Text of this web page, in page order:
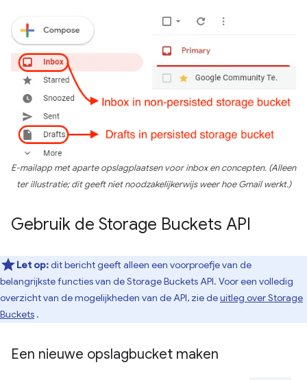
E-mailapp met aparte opslagplaatsen voor inbox en concepten. (Alleen
ter illustratie; dit geeft niet noodzakelijkerwijs weer hoe Gmail werkt.)
Gebruik de Storage Buckets API
Let op:dit bericht geeft alleen een voorproefje van de
belangrijkste functies van de Storage Buckets API. Voor een volledig
overzicht van de mogelijkheden van de API, zie deuitleg over Storage
Buckets .
Een nieuwe opslagbucket maken